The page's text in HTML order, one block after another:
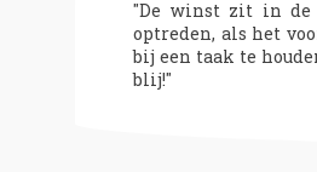
"De winst zit in de
optreden, als het
bij een taak te
blij!"